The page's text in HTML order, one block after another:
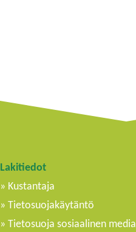
Lakitiedot
Kustantaja
Tietosuojakäytäntö
Tietosuoja sosiaalinen media